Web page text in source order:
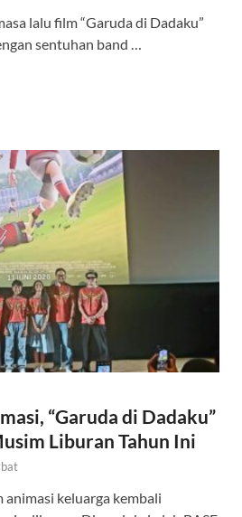
lalu film “Garuda di Dadaku”
sentuhan band …
“Garuda di Dadaku”
Liburan Tahun Ini
keluarga kembali